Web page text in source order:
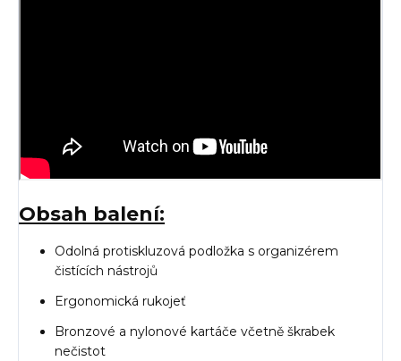
Obsah balení:
Odolná protiskluzová podložka s organizérem
čistících nástrojů
Ergonomická rukojeť
Bronzové a nylonové kartáče včetně škrabek
nečistot